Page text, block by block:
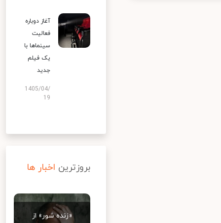
آغاز دوباره
فعالیت
سینماها با
یک فیلم
جدید
1405/04/
19
بروزترین اخبار ها
«زنده شور» از